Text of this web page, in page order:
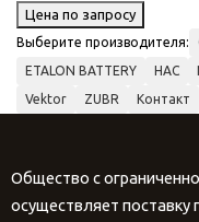
Цена по запросу
Выберите производителя:
ETALON BATTERY
HAC
Vektor
ZUBR Контакт
Общество с
осуществляет